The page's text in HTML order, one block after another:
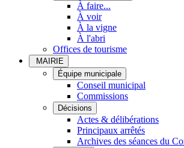
À faire...
À voir
À la vigne
À l'abri
Offices de tourisme
MAIRIE
Équipe municipale
Conseil municipal
Commissions
Décisions
Actes & délibérations
Principaux arrêtés
Archives des séances du